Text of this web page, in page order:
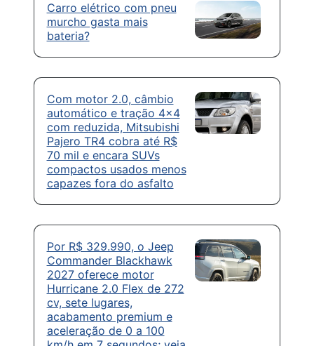
Carro elétrico com pneu
murcho gasta mais
bateria?
Com motor 2.0, câmbio
automático e tração 4×4
com reduzida, Mitsubishi
Pajero TR4 cobra até R$
70 mil e encara SUVs
compactos usados menos
capazes fora do asfalto
Por R$ 329.990, o Jeep
Commander Blackhawk
2027 oferece motor
Hurricane 2.0 Flex de 272
cv, sete lugares,
acabamento premium e
aceleração de 0 a 100